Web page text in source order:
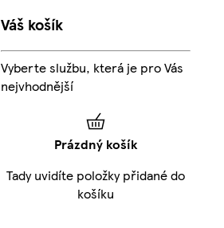
Váš košík
Vyberte službu, která je pro Vás
nejvhodnější
Prázdný košík
Tady uvidíte položky přidané do
košíku